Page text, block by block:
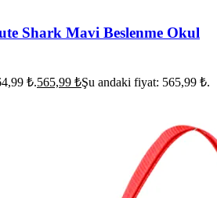
Shark Mavi Beslenme Okul
₺.565,99 ₺Şu andaki fiyat: 565,99 ₺.